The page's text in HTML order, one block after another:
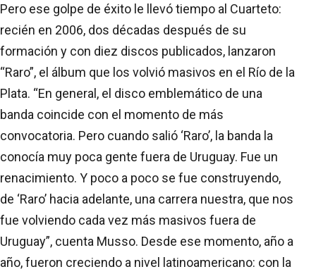
Pero ese golpe de éxito le llevó tiempo al Cuarteto:
recién en 2006, dos décadas después de su
formación y con diez discos publicados, lanzaron
“Raro”, el álbum que los volvió masivos en el Río de la
Plata. “En general, el disco emblemático de una
banda coincide con el momento de más
convocatoria. Pero cuando salió ‘Raro’, la banda la
conocía muy poca gente fuera de Uruguay. Fue un
renacimiento. Y poco a poco se fue construyendo,
de ‘Raro’ hacia adelante, una carrera nuestra, que nos
fue volviendo cada vez más masivos fuera de
Uruguay”, cuenta Musso. Desde ese momento, año a
año, fueron creciendo a nivel latinoamericano: con la